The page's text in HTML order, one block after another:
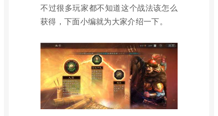
不过很多玩家都不知道这个战法该怎么
获得，下面小编就为大家介绍一下。